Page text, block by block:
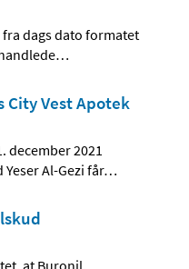
dags dato formatet
…
Vest Apotek
december 2021
Al-Gezi får…